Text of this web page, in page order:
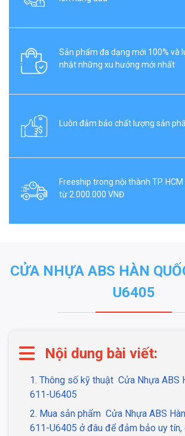
Sản phẩm đa dạng mới 100% và
nhật những xu hướng mới nhất
Luôn đảm bảo chất lượng sản
Freeship trong nội thành TP.
từ 2.000.000 VNĐ
CỬA NHỰA ABS HÀN
U6405
Nội dung bài viết:
1. Thông số kỹ thuật Cửa Nhựa ABS
611-U6405
2. Mua sản phẩm Cửa Nhựa ABS
611-U6405 ở đâu để đảm bảo uy tín,